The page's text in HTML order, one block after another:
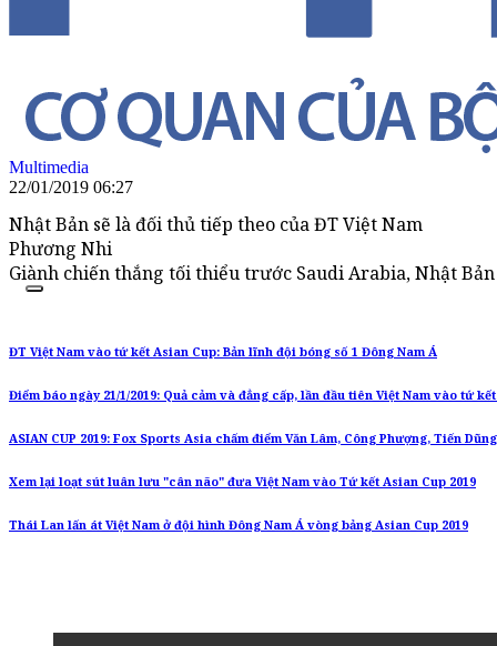
Multimedia
22/01/2019 06:27
Nhật Bản sẽ là đối thủ tiếp theo của ĐT Việt Nam
Phương Nhi
Giành chiến thắng tối thiểu trước Saudi Arabia, Nhật
ĐT Việt Nam vào tứ kết Asian Cup: Bản lĩnh đội bóng số 1 Đông Nam Á
Điểm báo ngày 21/1/2019: Quả cảm và đẳng cấp, lần đầu tiên Việt Nam vào tứ
ASIAN CUP 2019: Fox Sports Asia chấm điểm Văn Lâm, Công Phượng, Tiến
Xem lại loạt sút luân lưu "cân não" đưa Việt Nam vào Tứ kết Asian Cup 2019
Thái Lan lấn át Việt Nam ở đội hình Đông Nam Á vòng bảng Asian Cup 2019